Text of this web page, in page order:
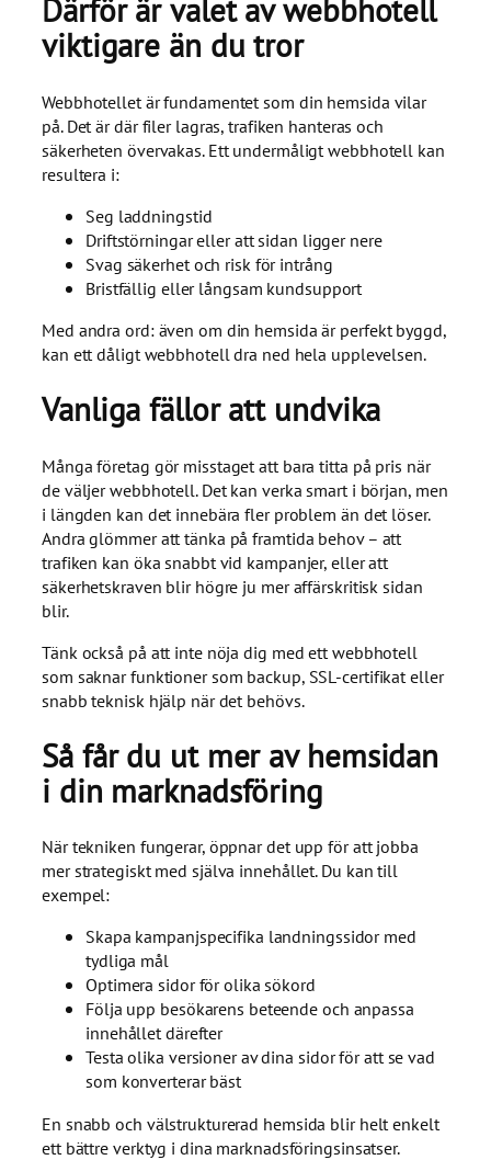
Därför är valet av webbhotell
viktigare än du tror
Webbhotellet är fundamentet som din hemsida vilar
på. Det är där filer lagras, trafiken hanteras och
säkerheten övervakas. Ett undermåligt webbhotell kan
resultera i:
Seg laddningstid
Driftstörningar eller att sidan ligger nere
Svag säkerhet och risk för intrång
Bristfällig eller långsam kundsupport
Med andra ord: även om din hemsida är perfekt byggd,
kan ett dåligt webbhotell dra ned hela upplevelsen.
Vanliga fällor att undvika
Många företag gör misstaget att bara titta på pris när
de väljer webbhotell. Det kan verka smart i början, men
i längden kan det innebära fler problem än det löser.
Andra glömmer att tänka på framtida behov – att
trafiken kan öka snabbt vid kampanjer, eller att
säkerhetskraven blir högre ju mer affärskritisk sidan
blir.
Tänk också på att inte nöja dig med ett webbhotell
som saknar funktioner som backup, SSL-certifikat eller
snabb teknisk hjälp när det behövs.
Så får du ut mer av hemsidan
i din marknadsföring
När tekniken fungerar, öppnar det upp för att jobba
mer strategiskt med själva innehållet. Du kan till
exempel:
Skapa kampanjspecifika landningssidor med
tydliga mål
Optimera sidor för olika sökord
Följa upp besökarens beteende och anpassa
innehållet därefter
Testa olika versioner av dina sidor för att se vad
som konverterar bäst
En snabb och välstrukturerad hemsida blir helt enkelt
ett bättre verktyg i dina marknadsföringsinsatser.